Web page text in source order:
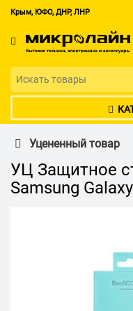
Крым, ЮФО, ДНР, ЛНР
Уцененный товар
УЦ Защитное
Samsung